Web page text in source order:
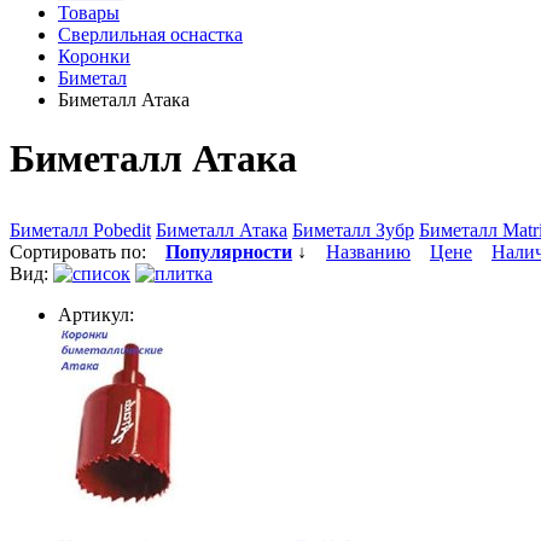
Товары
Сверлильная оснастка
Коронки
Биметал
Биметалл Атака
Биметалл Атака
Биметалл Pobedit Биметалл Атака Биметалл Зубр Биметалл
Сортировать по: Популярности ↓ Названию Цене
Вид:
Артикул: